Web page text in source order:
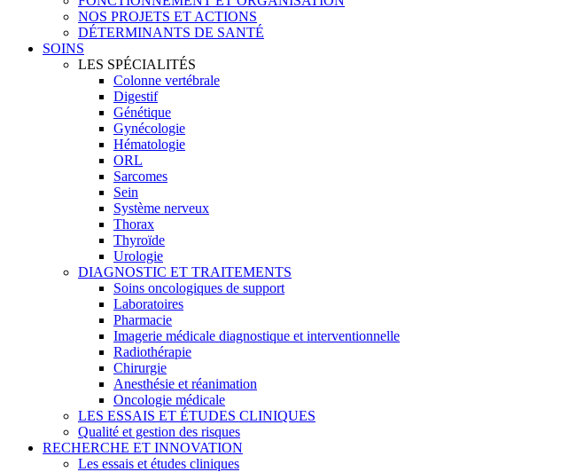
NOS PROJETS ET ACTIONS
DÉTERMINANTS DE SANTÉ
SOINS
LES SPÉCIALITÉS
Colonne vertébrale
Digestif
Génétique
Gynécologie
Hématologie
ORL
Sarcomes
Sein
Système nerveux
Thorax
Thyroïde
Urologie
DIAGNOSTIC ET TRAITEMENTS
Soins oncologiques de support
Laboratoires
Pharmacie
Imagerie médicale diagnostique et interventionnelle
Radiothérapie
Chirurgie
Anesthésie et réanimation
Oncologie médicale
LES ESSAIS ET ÉTUDES CLINIQUES
Qualité et gestion des risques
RECHERCHE ET INNOVATION
Les essais et études cliniques